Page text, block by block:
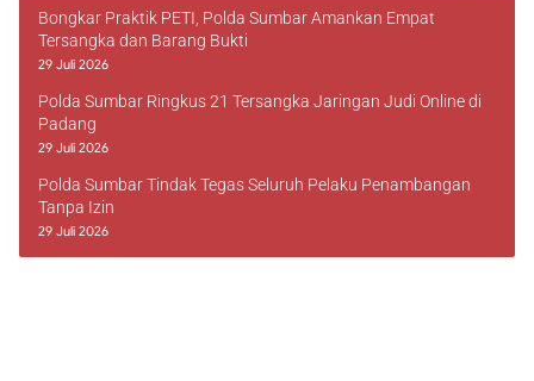
Bongkar Praktik PETI, Polda Sumbar Amankan Empat
Tersangka dan Barang Bukti
29 Juli 2026
Polda Sumbar Ringkus 21 Tersangka Jaringan Judi Online di
Padang
29 Juli 2026
Polda Sumbar Tindak Tegas Seluruh Pelaku Penambangan
Tanpa Izin
29 Juli 2026